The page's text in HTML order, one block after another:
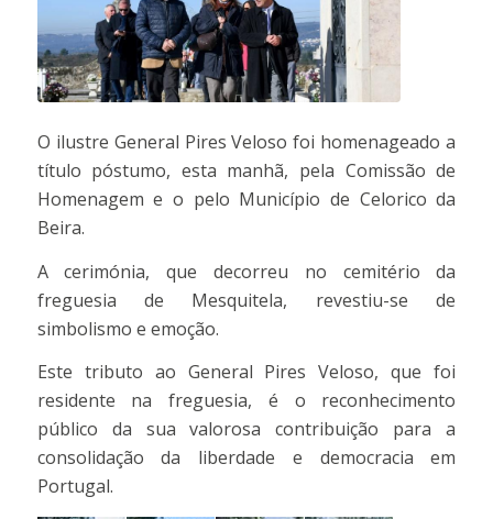
O ilustre General Pires Veloso foi homenageado a
título póstumo, esta manhã, pela Comissão de
Homenagem e o pelo Município de Celorico da
Beira.
A cerimónia, que decorreu no cemitério da
freguesia de Mesquitela, revestiu-se de
simbolismo e emoção.
Este tributo ao General Pires Veloso, que foi
residente na freguesia, é o reconhecimento
público da sua valorosa contribuição para a
consolidação da liberdade e democracia em
Portugal.